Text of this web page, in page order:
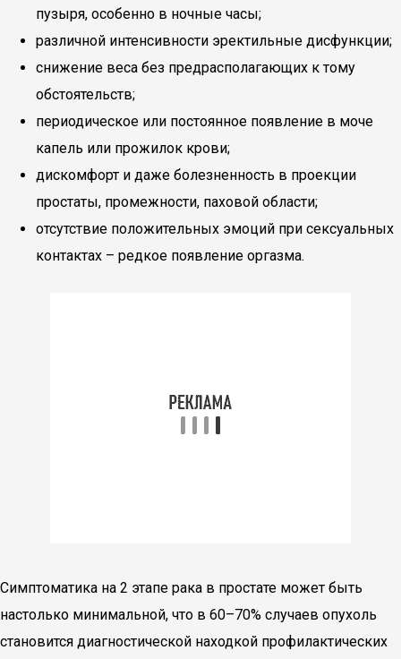
пузыря, особенно в ночные часы;
различной интенсивности эректильные дисфункции;
снижение веса без предрасполагающих к тому
обстоятельств;
периодическое или постоянное появление в моче
капель или прожилок крови;
дискомфорт и даже болезненность в проекции
простаты, промежности, паховой области;
отсутствие положительных эмоций при сексуальных
контактах – редкое появление оргазма.
Симптоматика на 2 этапе рака в простате может быть
настолько минимальной, что в 60–70% случаев опухоль
становится диагностической находкой профилактических